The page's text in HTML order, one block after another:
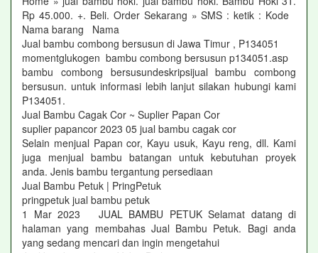
Rp 45.000. +. Beli. Order Sekarang » SMS : ketik : Kode
Nama barang Nama
Jual bambu combong bersusun di Jawa Timur , P134051
momentglukogen bambu combong bersusun p134051.asp
bambu combong bersusundeskripsijual bambu combong
bersusun. untuk informasi lebih lanjut silakan hubungi kami
P134051.
Jual Bambu Cagak Cor ~ Suplier Papan Cor
suplier papancor 2023 05 jual bambu cagak cor
Selain menjual Papan cor, Kayu usuk, Kayu reng, dll. Kami
juga menjual bambu batangan untuk kebutuhan proyek
anda. Jenis bambu tergantung persediaan
Jual Bambu Petuk | PringPetuk
pringpetuk jual bambu petuk
1 Mar 2023 JUAL BAMBU PETUK Selamat datang di
halaman yang membahas Jual Bambu Petuk. Bagi anda
yang sedang mencari dan ingin mengetahui